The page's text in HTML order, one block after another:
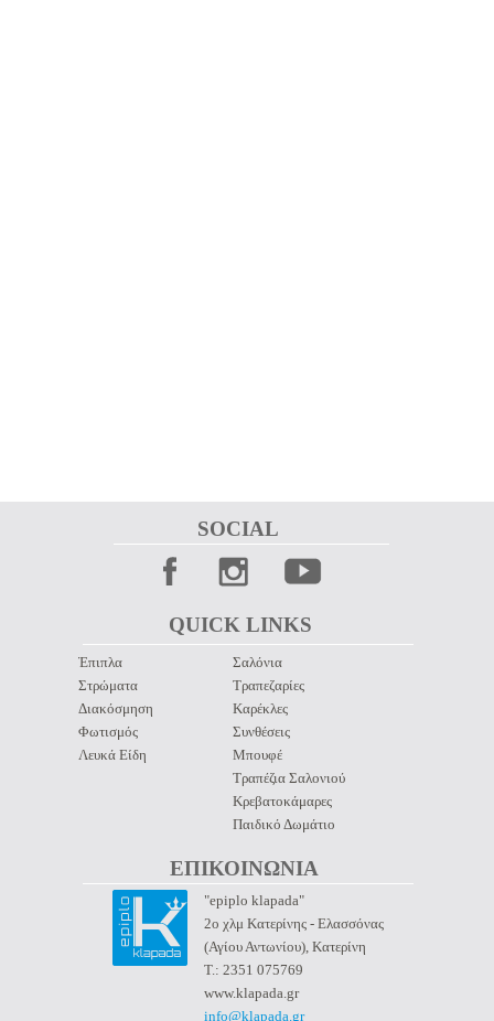
QUICK LINKS
ΕΠΙΚΟΙΝΩΝΙΑ
SOCIAL
Έπιπλα
Στρώματα
Διακόσμηση
Φωτισμός
Λευκά Είδη
Σαλόνια
Τραπεζαρίες
Καρέκλες
Συνθέσεις
Μπουφέ
Τραπέζια Σαλονιού
Κρεβατοκάμαρες
Παιδικό Δωμάτιο
"epiplo klapada"
2ο χλμ Κατερίνης - Ελασσόνας
(Αγίου Αντωνίου), Κατερίνη
Τ.: 2351 075769
www.klapada.gr
info@klapada.gr